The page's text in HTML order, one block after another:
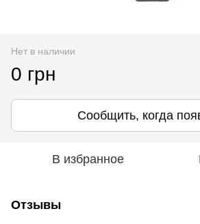
Нет в наличии
0 грн
Сообщить, когда
В избранное
Отзывы